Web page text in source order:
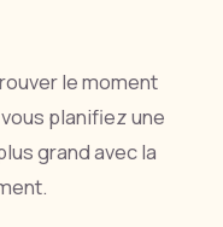
le moment
planifiez une
grand avec la